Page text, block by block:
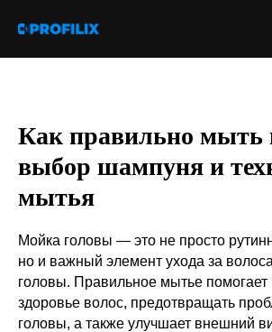
Как правильно мыть
выбор шампуня и
мытья
Мойка головы — это не просто
но и важный элемент ухода за
головы. Правильное мытье помогает
здоровье волос, предотвращать
головы, а также улучшает внешний